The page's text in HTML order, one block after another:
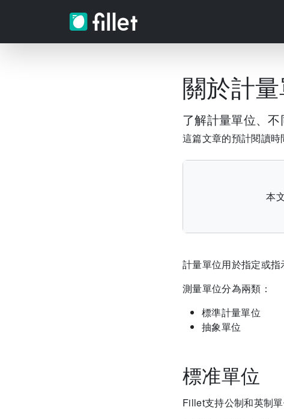
關於計
了解計量單位、不
這篇文章的預計閱讀時
本
計量單位用於指定或指
測量單位分為兩類：
標準計量單位
抽象單位
標准單位
Fillet支持公制和英制單